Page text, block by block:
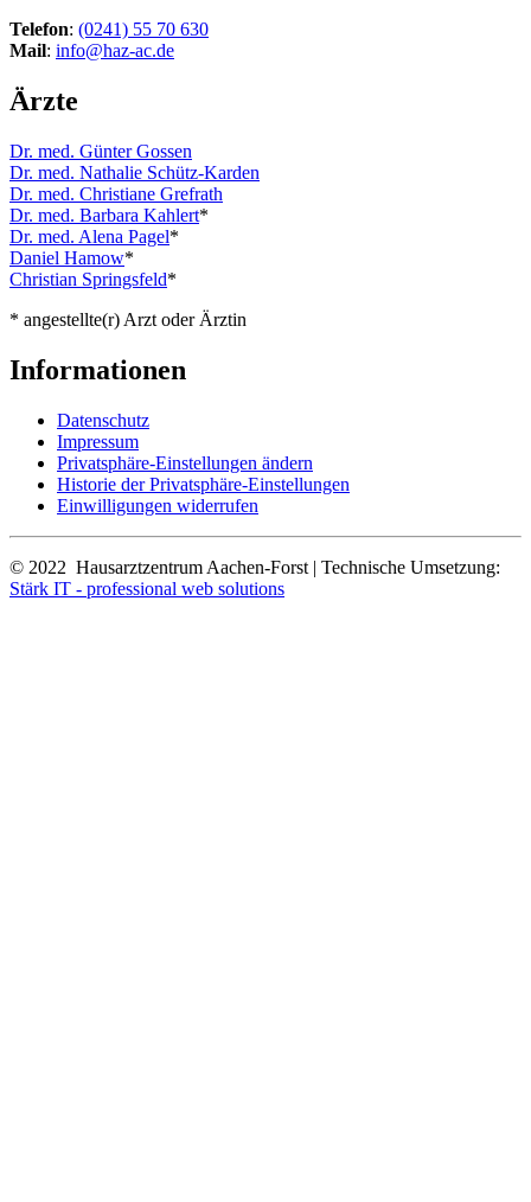
Telefon: (0241) 55 70 630
Mail: info@haz-ac.de
Ärzte
Dr. med. Günter Gossen
Dr. med. Nathalie Schütz-Karden
Dr. med. Christiane Grefrath
Dr. med. Barbara Kahlert*
Dr. med. Alena Pagel*
Daniel Hamow*
Christian Springsfeld*
* angestellte(r) Arzt oder Ärztin
Informationen
Datenschutz
Impressum
Privatsphäre-Einstellungen ändern
Historie der Privatsphäre-Einstellungen
Einwilligungen widerrufen
© 2022 Hausarztzentrum Aachen-Forst | Technische Umsetzung:
Stärk IT - professional web solutions